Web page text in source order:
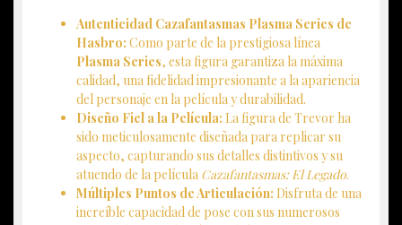
Autenticidad Cazafantasmas Plasma Series de
Hasbro: Como parte de la prestigiosa línea
Plasma Series, esta figura garantiza la máxima
calidad, una fidelidad impresionante a la apariencia
del personaje en la película y durabilidad.
Diseño Fiel a la Película: La figura de Trevor ha
sido meticulosamente diseñada para replicar su
aspecto, capturando sus detalles distintivos y su
atuendo de la película Cazafantasmas: El Legado.
Múltiples Puntos de Articulación: Disfruta de una
increíble capacidad de pose con sus numerosos